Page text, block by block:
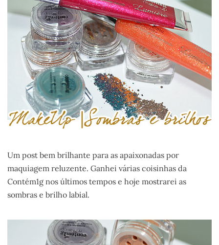
Um post bem brilhante para as apaixonadas por
maquiagem reluzente. Ganhei várias coisinhas da
Contém1g nos últimos tempos e hoje mostrarei as
sombras e brilho labial.